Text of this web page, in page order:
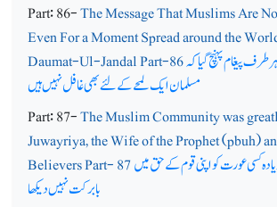
Part: 86-The Message That Muslims Are
Even For a Moment Spread around the
Daumat-Ul-Jandal Part-86طرف پیغام پہنچ گیا کہ
مسلمان ایک لمحے کے لئے بھی غافل نہیں ہیں
Part: 87-The Muslim Community was
Juwayriya, the Wife of the Prophet (pbuh)
Believers Part- 87کسی عورت کو اپنی قوم کے حق میں
بابرکت نہیں دیکھا